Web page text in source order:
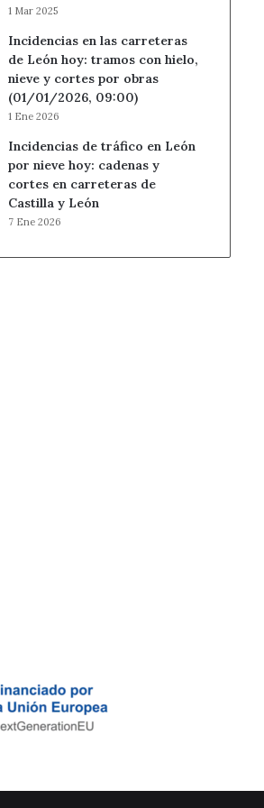
1 Mar 2025
Incidencias en las carreteras
de León hoy: tramos con hielo,
nieve y cortes por obras
(01/01/2026, 09:00)
1 Ene 2026
Incidencias de tráfico en León
por nieve hoy: cadenas y
cortes en carreteras de
Castilla y León
7 Ene 2026